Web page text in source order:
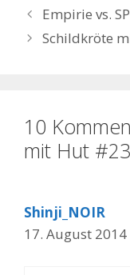
Empirie vs.
Schildkröte
10
mit Hut
Shinji_NOIR
17. August